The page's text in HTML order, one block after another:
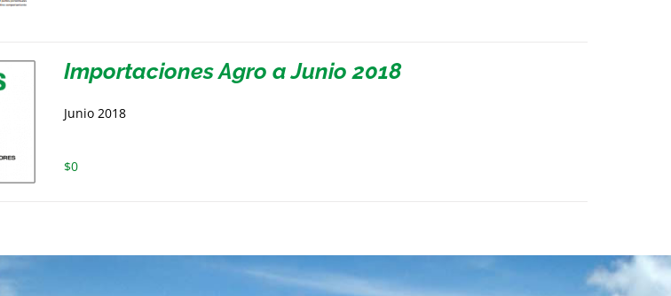
Importaciones Agro a Junio 2018
Junio 2018
$0